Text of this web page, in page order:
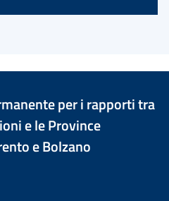
per i rapporti tra
e le Province
e Bolzano